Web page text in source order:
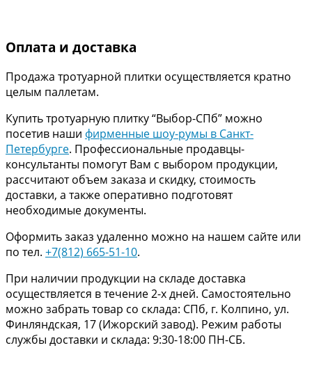
Оплата и доставка
Продажа тротуарной плитки осуществляется кратно
целым паллетам.
Купить тротуарную плитку “Выбор-СПб” можно
посетив наши фирменные шоу-румы в Санкт-
Петербурге. Профессиональные продавцы-
консультанты помогут Вам с выбором продукции,
рассчитают объем заказа и скидку, стоимость
доставки, а также оперативно подготовят
необходимые документы.
Оформить заказ удаленно можно на нашем сайте или
по тел. +7(812) 665-51-10.
При наличии продукции на складе доставка
осуществляется в течение 2-х дней. Самостоятельно
можно забрать товар со склада: СПб, г. Колпино, ул.
Финляндская, 17 (Ижорский завод). Режим работы
службы доставки и склада: 9:30-18:00 ПН-СБ.